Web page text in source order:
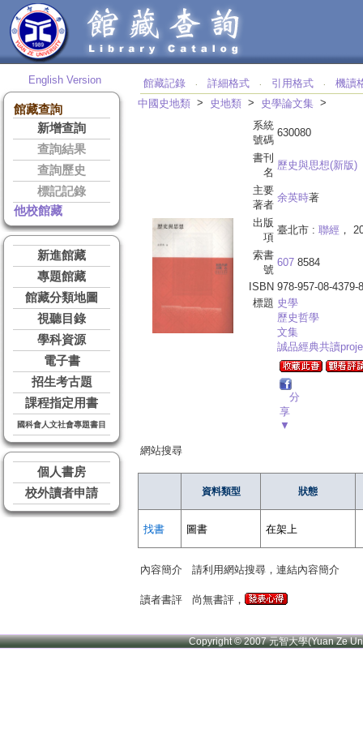
English Version
館藏查詢
新增查詢
查詢結果
查詢歷史
標記記錄
他校館藏
新進館藏
專題館藏
館藏分類地圖
視聽目錄
學科資源
電子書
招生考古題
課程指定用書
國科會人文社會專題書目
個人書房
校外讀者申請
館藏記錄 ‧ 詳細格式 ‧ 引用格式 ‧
機讀
中國史地類 > 史地類 > 史學論文集 >
系統
號碼
630080
書刊
名
歷史與思想(新版)
主要
著者
余英時著
出版
項
臺北市 : 聯經 ，
索書
號
607 8584
ISBN 978-957-08-4379-8
標題 史學
歷史哲學
文集
誠品經典共讀
分
享
▼
網站搜尋
資料類型 狀態
找書 圖書 在架上
內容簡介 請利用網站搜尋，連結內容簡介
讀者書評 尚無書評，
Copyright © 2007 元智大學(Yuan Ze